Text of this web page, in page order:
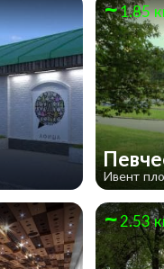
1.85
Ивент
2.53